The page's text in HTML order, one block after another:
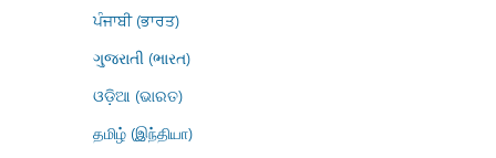
ਪੰਜਾਬੀ (ਭਾਰਤ)
ગુજરાતી (ભારત)
ଓଡ଼ିଆ (ଭାରତ)
தமிழ் (இந்தியா)